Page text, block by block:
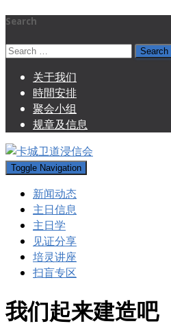
Search
Search
关于我们
時間安排
聚会小组
规章及信息
Toggle Navigation
新闻动态
主日信息
主日学
见证分享
培灵讲座
扫盲专区
我们起来建造吧